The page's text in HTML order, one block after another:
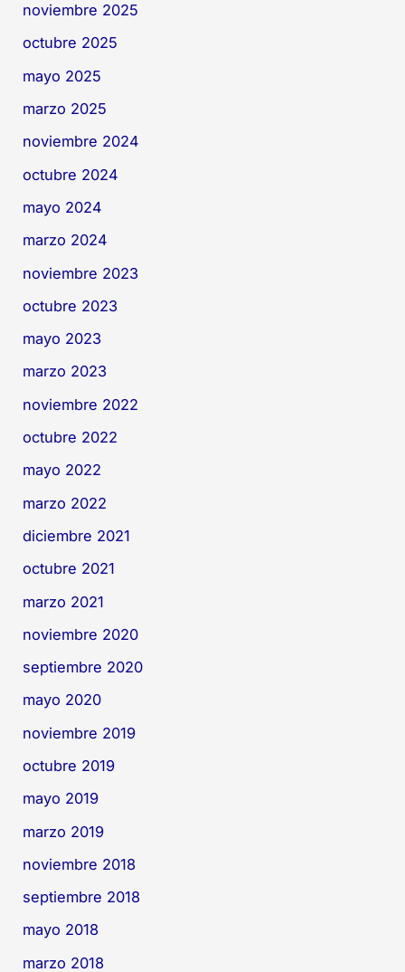
noviembre 2025
octubre 2025
mayo 2025
marzo 2025
noviembre 2024
octubre 2024
mayo 2024
marzo 2024
noviembre 2023
octubre 2023
mayo 2023
marzo 2023
noviembre 2022
octubre 2022
mayo 2022
marzo 2022
diciembre 2021
octubre 2021
marzo 2021
noviembre 2020
septiembre 2020
mayo 2020
noviembre 2019
octubre 2019
mayo 2019
marzo 2019
noviembre 2018
septiembre 2018
mayo 2018
marzo 2018